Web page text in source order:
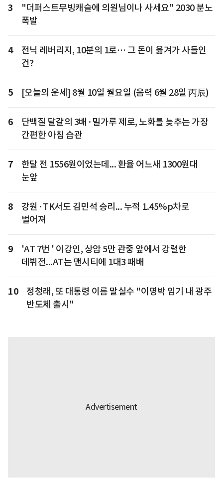
3
"더퍼스트무빙캐슬에 의원님이나 사세요" 2030 분노
폭발
4
전닉 레버리지, 10분의 1로… 그 돈이 옮겨가 사들인
건?
5 [오늘의 운세] 8월 10일 월요일 (음력 6월 28일 丙辰)
6
단백질 달걀의 3배·밀가루 제로, 노화를 늦추는 가장
간편한 아침 습관
7
한달 전 1556원이었는데... 환율 어느새 1300원대
눈앞
8
강원·TK서도 김민석 승리... 누적 1.45%p차로
벌어져
9
'AT 7번 ' 이강인, 상암 5만 관중 앞에서 강렬한
데뷔전...AT는 맨시티에 1대3 패배
10
정청래, 또 대통령 이름 말실수 "이명박 임기 내 광주
반도체 출시"